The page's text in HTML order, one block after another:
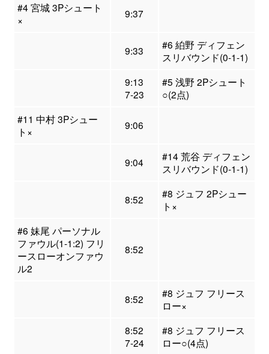
#4 宮城 3Pシュート
×
9:37
9:33
#6 絈野 ディフェン
スリバウンド(0-1-1)
9:13
7-23
#5 浅野 2Pシュート
○(2点)
#11 中村 3Pシュー
ト×
9:06
9:04
#14 荒谷 ディフェン
スリバウンド(0-1-1)
8:52
#8 ジュフ 2Pシュー
ト×
#6 妹尾 パーソナル
ファウル(1-1:2) フリ
ースローオンファウ
ル2
8:52
8:52
#8 ジュフ フリース
ロー×
8:52
7-24
#8 ジュフ フリース
ロー○(4点)